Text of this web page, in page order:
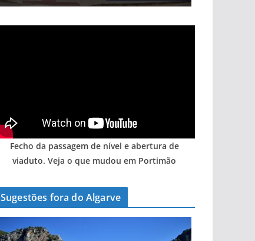
Fecho da passagem de nível e abertura de
viaduto. Veja o que mudou em Portimão
Sugestões fora do Algarve